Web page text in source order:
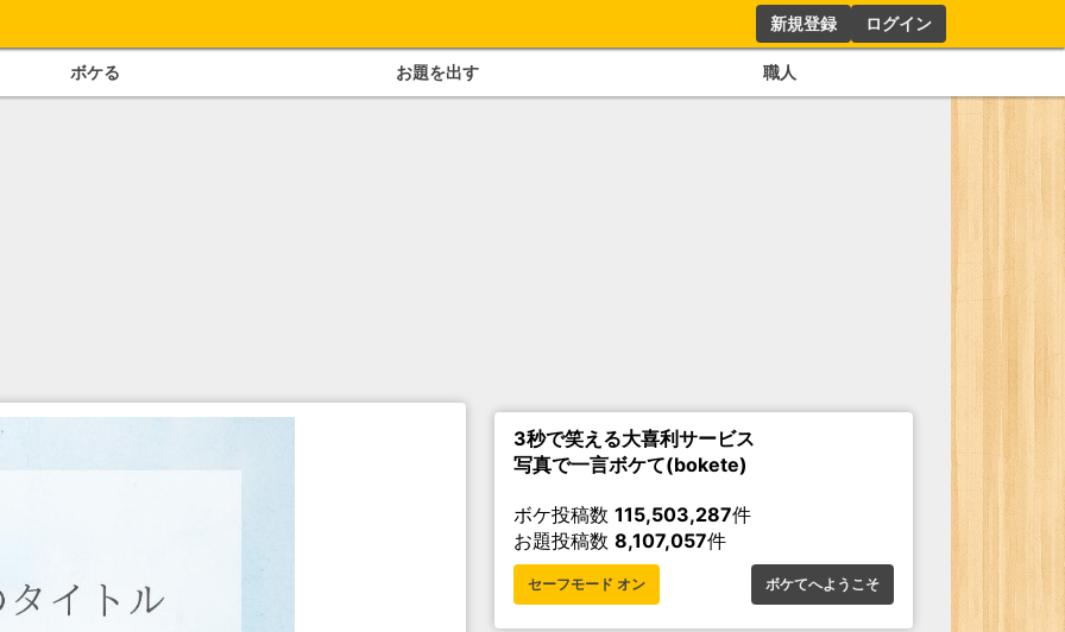
新規登録 ログイン
ボケる お題を出す 職人
3秒で笑える大喜利サービス
写真で一言ボケて(bokete)
ボケ投稿数 115,503,287件
お題投稿数 8,107,057件
セーフモード オン ボケてへようこそ